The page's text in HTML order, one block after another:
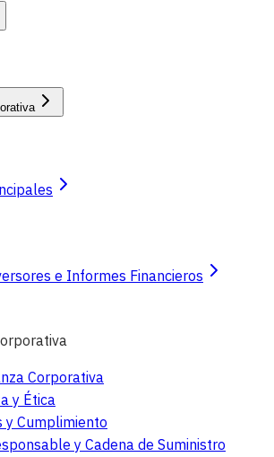
e Informes Financieros
Corporativa
y Ética
y Cumplimiento
y Cadena de Suministro